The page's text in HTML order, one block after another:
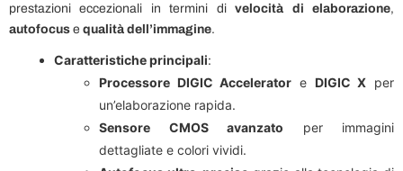
prestazioni eccezionali in termini divelocità di elaborazione,
autofocus e qualità dell’immagine.
Caratteristiche principali:
Processore DIGIC Accelerator e DIGIC X per
un’elaborazione rapida.
Sensore CMOS avanzato per immagini
dettagliate e colori vividi.